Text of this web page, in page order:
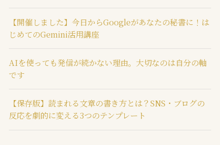
【開催しました】今日からGoogleがあなたの秘書に！は
じめてのGemini活用講座
AIを使っても発信が続かない理由。大切なのは自分の軸
です
【保存版】読まれる文章の書き方とは？SNS・ブログの
反応を劇的に変える3つのテンプレート